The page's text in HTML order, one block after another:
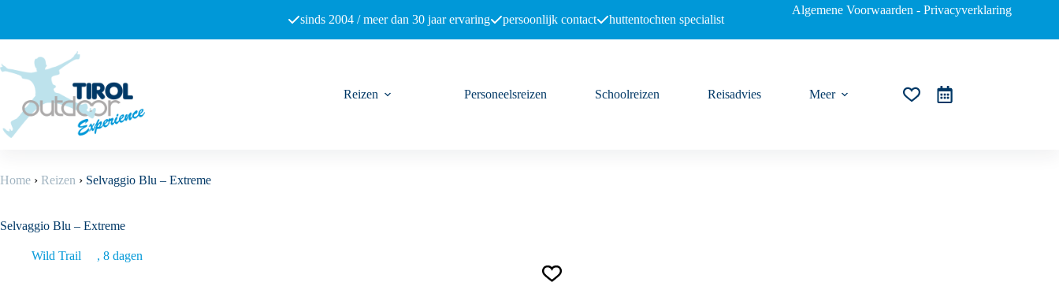
sinds 2004 / meer dan 30 jaar ervaring persoonlijk contact huttentochten specialist
Algemene Voorwaarden - Privacyverklaring
Reizen Personeelsreizen Schoolreizen Reisadvies Meer Winkelwagen
Home › Reizen › Selvaggio Blu – Extreme
Selvaggio Blu – Extreme
Wild Trail 8 dagen